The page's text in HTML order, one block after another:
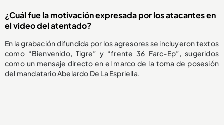
¿Cuál fue la motivación expresada por los atacantes en
el video del atentado?
En la grabación difundida por los agresores se incluyeron textos
como “Bienvenido, Tigre” y “frente 36 Farc-Ep”, sugeridos
como un mensaje directo en el marco de la toma de posesión
del mandatario Abelardo De La Espriella.